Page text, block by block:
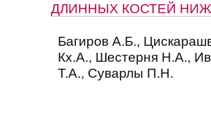
ДЛИННЫХ КОСТЕЙ
Багиров А.Б.,
Кх.А., Шестерня Н.А.,
Т.А., Суварлы П.Н.